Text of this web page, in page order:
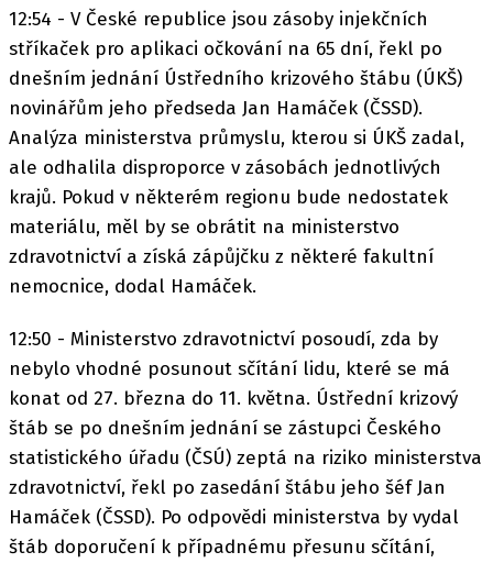
12:54 - V České republice jsou zásoby injekčních
stříkaček pro aplikaci očkování na 65 dní, řekl po
dnešním jednání Ústředního krizového štábu (ÚKŠ)
novinářům jeho předseda Jan Hamáček (ČSSD).
Analýza ministerstva průmyslu, kterou si ÚKŠ zadal,
ale odhalila disproporce v zásobách jednotlivých
krajů. Pokud v některém regionu bude nedostatek
materiálu, měl by se obrátit na ministerstvo
zdravotnictví a získá zápůjčku z některé fakultní
nemocnice, dodal Hamáček.
12:50 - Ministerstvo zdravotnictví posoudí, zda by
nebylo vhodné posunout sčítání lidu, které se má
konat od 27. března do 11. května. Ústřední krizový
štáb se po dnešním jednání se zástupci Českého
statistického úřadu (ČSÚ) zeptá na riziko ministerstva
zdravotnictví, řekl po zasedání štábu jeho šéf Jan
Hamáček (ČSSD). Po odpovědi ministerstva by vydal
štáb doporučení k případnému přesunu sčítání,